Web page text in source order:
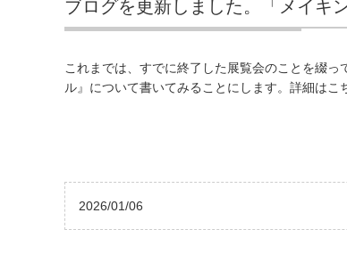
ブログを更新しました。「メイキ
これまでは、すでに終了した展覧会のことを綴
ル』について書いてみることにします。詳細はこ
2026/01/06